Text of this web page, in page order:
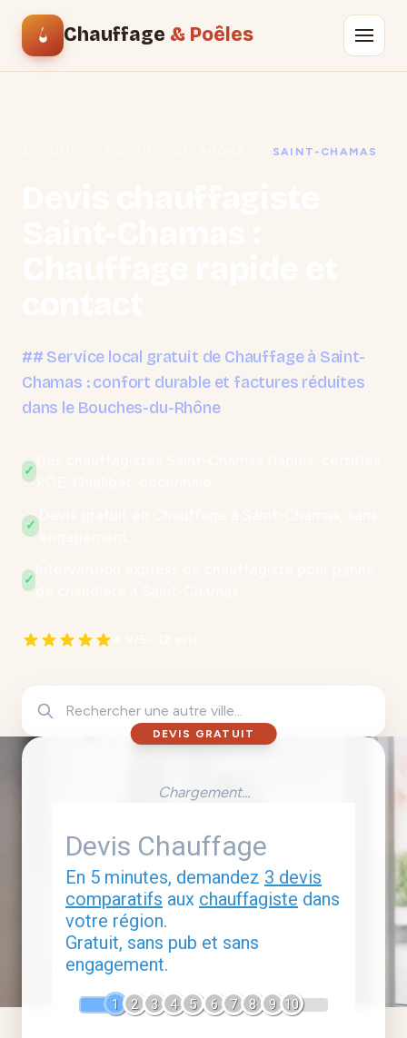
Chauffage & Poêles
SAINT-CHAMAS
## Service local gratuit de Chauffage à Saint-
Chamas : confort durable et factures réduites
dans le Bouches-du-Rhône
✓
RGE, Qualibat, décennale.
✓
✓
DEVIS GRATUIT
Chargement...
Devis Chauffage
En 5 minutes, demandez 3 devis
comparatifs aux chauffagiste dans
votre région.
Gratuit, sans pub et sans
engagement.
1 2 3 4 5 6 7 8 9 10